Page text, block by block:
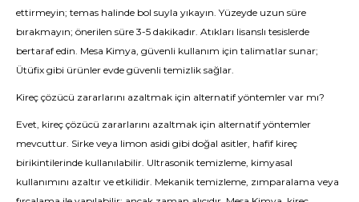
ettirmeyin; temas halinde bol suyla yıkayın. Yüzeyde uzun süre
bırakmayın; önerilen süre 3-5 dakikadır. Atıkları lisanslı tesislerde
bertaraf edin. Mesa Kimya, güvenli kullanım için talimatlar sunar;
Ütüfix gibi ürünler evde güvenli temizlik sağlar.
Kireç çözücü zararlarını azaltmak için alternatif yöntemler var mı?
Evet, kireç çözücü zararlarını azaltmak için alternatif yöntemler
mevcuttur. Sirke veya limon asidi gibi doğal asitler, hafif kireç
birikintilerinde kullanılabilir. Ultrasonik temizleme, kimyasal
kullanımını azaltır ve etkilidir. Mekanik temizleme, zımparalama veya